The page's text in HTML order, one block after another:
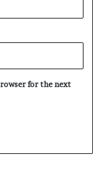
for the next